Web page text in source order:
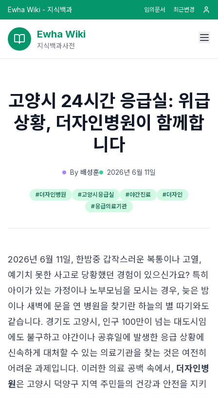
Ewha Wiki - 지식백과 임의문서 최근변경
Ewha Wiki
지식백과사전
고양시 24시간 응급실: 위급
상황, 더자인병원이 함께합
니다
By 배성훈 2026년 6월 11일
#더자인병원 #고양시응급실 #야간진료 #더자인
#응급의료기관
2026년 6월 11일, 한밤중 갑작스러운 복통이나 고열,
예기치 못한 사고로 당황했던 경험이 있으신가요? 특히
아이가 있는 가정이나 노부모님을 모시는 경우, 늦은 밤
이나 새벽에 문을 연 병원을 찾기란 하늘의 별 따기와도
같습니다. 경기도 고양시, 인구 100만이 넘는 대도시임
에도 불구하고 야간이나 공휴일에 발생한 응급 상황에
신속하게 대처할 수 있는 의료기관을 찾는 것은 여전히
어려운 과제입니다. 이러한 의료 공백 속에서, 더자인병
원은 고양시 덕양구 지역 주민들의 건강과 안전을 지키